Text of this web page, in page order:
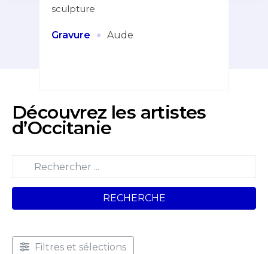
sculpture
Gravure · Aude
Découvrez les artistes
d’Occitanie
RECHERCHE
Filtres et sélections